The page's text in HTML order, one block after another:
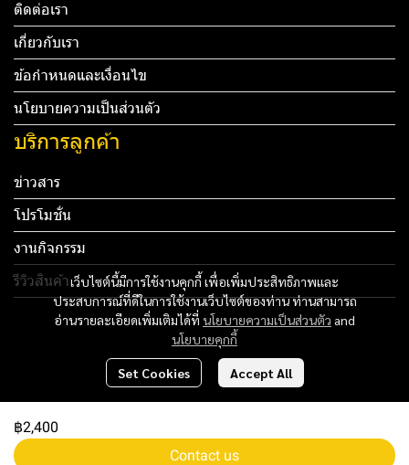
฿2,400
Contact us
เว็บไซต์นี้มีการใช้งานคุกกี้ เพื่อเพิ่มประสิทธิภาพและ
ประสบการณ์ที่ดีในการใช้งานเว็บไซต์ของท่าน ท่านสามารถ
อ่านรายละเอียดเพิ่มเติมได้ที่ นโยบายความเป็นส่วนตัว and
นโยบายคุกกี้
Set Cookies Accept All
ติดต่อเรา
เกี่ยวกับเรา
ข้อกำหนดและเงื่อนไข
นโยบายความเป็นส่วนตัว
บริการลูกค้า
ข่าวสาร
โปรโมชั่น
งานกิจกรรม
รีวิวสินค้า
Tel: 012 345 67890 Email: mail@yourdomain.com
Copyright 2024 | All Rights Reserved | Powered by MWE